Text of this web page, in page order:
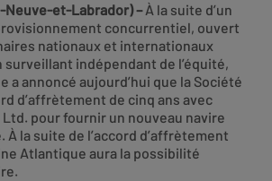
Neuve-et-Labrador) –À la suite d’un
concurrentiel, ouvert
nationaux et internationaux
surveillant indépendant de l’équité,
a annoncé aujourd’hui que la Société
d’affrètement de cinq ans avec
Ltd. pour fournir un nouveau navire
la suite de l’accord d’affrètement
Atlantique aura la possibilité